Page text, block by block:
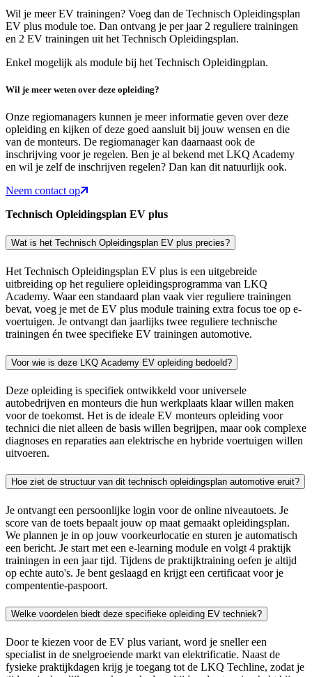
Wil je meer EV trainingen? Voeg dan de Technisch Opleidingsplan
EV plus module toe. Dan ontvang je per jaar 2 reguliere trainingen
en 2 EV trainingen uit het Technisch Opleidingsplan.
Enkel mogelijk als module bij het Technisch Opleidingplan.
Wil je meer weten over deze opleiding?
Onze regiomanagers kunnen je meer informatie geven over deze
opleiding en kijken of deze goed aansluit bij jouw wensen en die
van de monteurs. De regiomanager kan daarnaast ook de
inschrijving voor je regelen. Ben je al bekend met LKQ Academy
en wil je zelf de inschrijven regelen? Dan kan dit natuurlijk ook.
Neem contact op
Technisch Opleidingsplan EV plus
Wat is het Technisch Opleidingsplan EV plus precies?
Het Technisch Opleidingsplan EV plus is een uitgebreide
uitbreiding op het reguliere opleidingsprogramma van LKQ
Academy. Waar een standaard plan vaak vier reguliere trainingen
bevat, voeg je met de EV plus module training extra focus toe op e-
voertuigen. Je ontvangt dan jaarlijks twee reguliere technische
trainingen én twee specifieke EV trainingen automotive.
Voor wie is deze LKQ Academy EV opleiding bedoeld?
Deze opleiding is specifiek ontwikkeld voor universele
autobedrijven en monteurs die hun werkplaats klaar willen maken
voor de toekomst. Het is de ideale EV monteurs opleiding voor
technici die niet alleen de basis willen begrijpen, maar ook complexe
diagnoses en reparaties aan elektrische en hybride voertuigen willen
uitvoeren.
Hoe ziet de structuur van dit technisch opleidingsplan automotive eruit?
Je ontvangt een persoonlijke login voor de online niveautoets. Je
score van de toets bepaalt jouw op maat gemaakt opleidingsplan.
We plannen je in op jouw voorkeurlocatie en sturen je automatisch
een bericht. Je start met een e-learning module en volgt 4 praktijk
trainingen in een jaar tijd. Tijdens de praktijktraining oefen je altijd
op echte auto's. Je bent geslaagd en krijgt een certificaat voor je
compententie-paspoort.
Welke voordelen biedt deze specifieke opleiding EV techniek?
Door te kiezen voor de EV plus variant, word je sneller een
specialist in de snelgroeiende markt van elektrificatie. Naast de
fysieke praktijkdagen krijg je toegang tot de LKQ Techline, zodat je